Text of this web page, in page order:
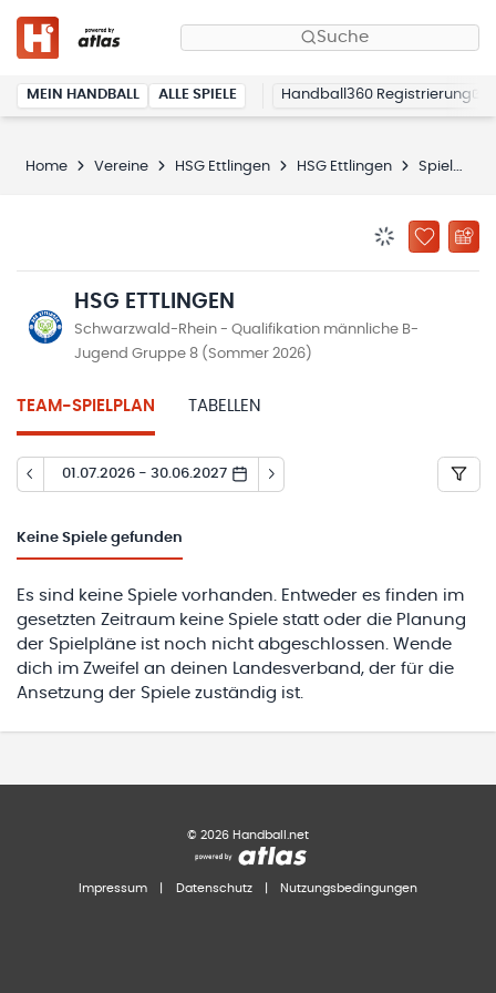
Suche
MEIN HANDBALL ALLE SPIELE Handball360 Registrierung
Home Vereine HSG Ettlingen HSG Ettlingen Spielplan
ZU
HSG ETTLINGEN
Schwarzwald-Rhein - Qualifikation männliche B-
Jugend Gruppe 8 (Sommer 2026)
TEAM-SPIELPLAN TABELLEN
01.07.2026 - 30.06.2027
Keine Spiele gefunden
Es sind keine Spiele vorhanden. Entweder es finden im
gesetzten Zeitraum keine Spiele statt oder die Planung
der Spielpläne ist noch nicht abgeschlossen. Wende
dich im Zweifel an deinen Landesverband, der für die
Ansetzung der Spiele zuständig ist.
© 2026 Handball.net
Impressum Datenschutz Nutzungsbedingungen